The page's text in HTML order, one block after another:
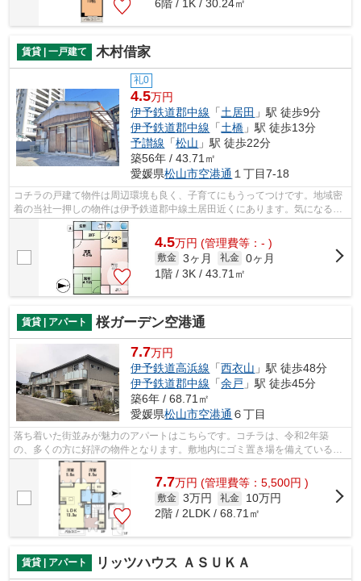
6階 / 1K / 30.24㎡
賃貸 | 一戸建て 木村借家
礼0
4.5万円
伊予鉄道郡中線 「土居田 」駅 徒歩9分
伊予鉄道郡中線 「土橋 」駅 徒歩13分
予讃線 「松山 」駅 徒歩22分
築56年 / 43.71㎡
愛媛県松山市空港通 １丁目7-18
コチラの戸建て物件は周辺環境も良く、子育てにもうってつけです。地域密
着の当社一押しの物件は伊予鉄道郡中線土居田近くにあります。気になる方
はお気軽にご連絡ください。お待ちし...
4.5万円 (管理費等：- )
敷金 3ヶ月 礼金 0ヶ月
1階 / 3K / 43.71㎡
賃貸 | アパート 桜ガーデン空港通
7.7万円
伊予鉄道高浜線 「西衣山 」駅 徒歩48分
伊予鉄道郡中線 「余戸 」駅 徒歩45分
築6年 / 68.71㎡
愛媛県松山市空港通 ６丁目
落ち着いた街並みが魅力のアパートはこちらです。コチラは、令和2年築
の、多くの方に好評の物件となります。敷地内にゴミ置き場を備えているの
で敷地外に出る必要が無く、ごみ出しが短...
7.7万円 (管理費等：5,500円 )
敷金 3万円 礼金
10万円
2階 / 2LDK / 68.71㎡
賃貸 | アパート リッツハウス ＡＳＵＫＡ